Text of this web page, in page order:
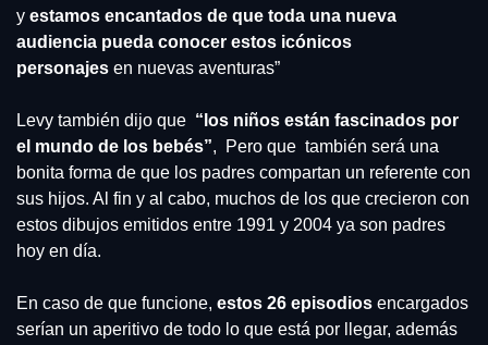
y estamos encantados de que toda una nueva
audiencia pueda conocer estos icónicos
personajes en nuevas aventuras”
Levy también dijo que “los niños están fascinados por
el mundo de los bebés”,  Pero que  también será una
bonita forma de que los padres compartan un referente con
sus hijos. Al fin y al cabo, muchos de los que crecieron con
estos dibujos emitidos entre 1991 y 2004 ya son padres
hoy en día.
En caso de que funcione, estos 26 episodios encargados
serían un aperitivo de todo lo que está por llegar, además